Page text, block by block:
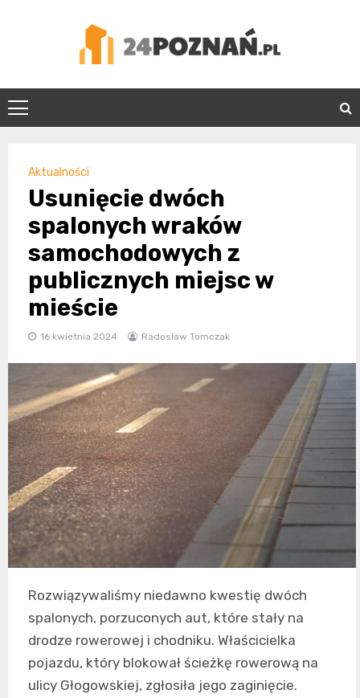
24Poznań.pl
Aktualności
Usunięcie dwóch
spalonych wraków
samochodowych z
publicznych miejsc w
mieście
16 kwietnia 2024 Radosław Tomczak
Rozwiązywaliśmy niedawno kwestię dwóch
spalonych, porzuconych aut, które stały na
drodze rowerowej i chodniku. Właścicielka
pojazdu, który blokował ścieżkę rowerową na
ulicy Głogowskiej, zgłosiła jego zaginięcie.